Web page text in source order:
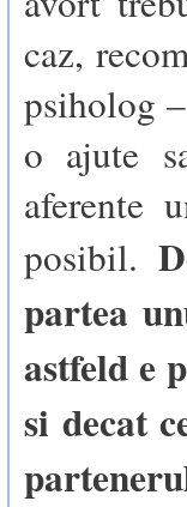
caz,
psiholog
o ajute
aferente
posibil.
partea
astfeld e
si decat